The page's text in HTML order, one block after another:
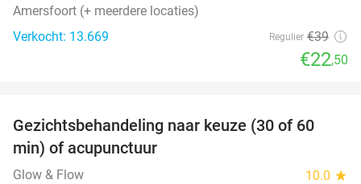
Amersfoort (+ meerdere locaties)
Verkocht: 13.669
Regulier €39
€22,50
55%
TODAY
Gezichtsbehandeling naar keuze (30 of 60
min) of acupunctuur
Glow & Flow 10.0 star